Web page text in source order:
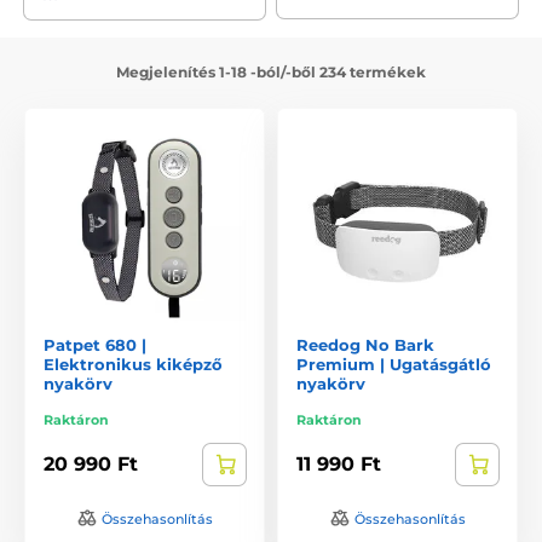
Mi alapján kell kiválasztani az elektromos
kell venni a kutya méretét, de például a tartozékokat és a
készülék funkcióit is. Javasoljuk
kiválasztásáttípus, kutyafajta, funkciók, korrekciók,
tulajdonságok és tartozékok szerint.
Segítünk a megfelelő termék
kiválasztásában
Amennyiben segítségre lenne szüksége a megfelelő termék
Hívhat minket az alábbi telefonszámon: +36-30-337-5905,
írhat e-mail címünkre: info@elektro-nyakorvek.hu
, vagy
használja az online chat ablakot, weboldalunk jobb alsó
Megjelenítés 1-18 -ból/-ből 234 termékek
Patpet 680 |
Elektronikus kiképző
nyakörv
Raktáron
20 990 Ft
Összehasonlítás
Reedog No Bark
Premium | Ugatásgátló
nyakörv
Raktáron
11 990 Ft
Összehasonlítás